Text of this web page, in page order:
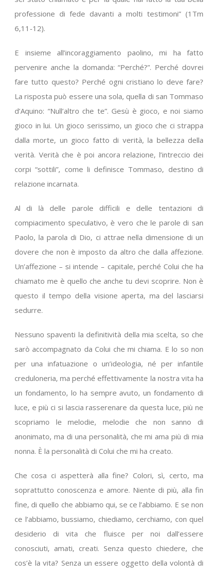
professione di fede davanti a molti testimoni” (1Tm
6,11-12).
E insieme all’incoraggiamento paolino, mi ha fatto
pervenire anche la domanda: “Perché?”. Perché dovrei
fare tutto questo? Perché ogni cristiano lo deve fare?
La risposta può essere una sola, quella di san Tommaso
d’Aquino: “Null’altro che te”. Gesù è gioco, e noi siamo
gioco in lui. Un gioco serissimo, un gioco che ci strappa
dalla morte, un gioco fatto di verità, la bellezza della
verità. Verità che è poi ancora relazione, l’intreccio dei
corpi “sottili”, come li definisce Tommaso, destino di
relazione incarnata.
Al di là delle parole difficili e delle tentazioni di
compiacimento speculativo, è vero che le parole di san
Paolo, la parola di Dio, ci attrae nella dimensione di un
dovere che non è imposto da altro che dalla affezione.
Un’affezione – si intende – capitale, perché Colui che ha
chiamato me è quello che anche tu devi scoprire. Non è
questo il tempo della visione aperta, ma del lasciarsi
sedurre.
Nessuno spaventi la definitività della mia scelta, so che
sarò accompagnato da Colui che mi chiama. E lo so non
per una infatuazione o un’ideologia, né per infantile
creduloneria, ma perché effettivamente la nostra vita ha
un fondamento, lo ha sempre avuto, un fondamento di
luce, e più ci si lascia rasserenare da questa luce, più ne
scopriamo le melodie, melodie che non sanno di
anonimato, ma di una personalità, che mi ama più di mia
nonna. È la personalità di Colui che mi ha creato.
Che cosa ci aspetterà alla fine? Colori, sì, certo, ma
soprattutto conoscenza e amore. Niente di più, alla fin
fine, di quello che abbiamo qui, se ce l’abbiamo. E se non
ce l’abbiamo, bussiamo, chiediamo, cerchiamo, con quel
desiderio di vita che fluisce per noi dall’essere
conosciuti, amati, creati. Senza questo chiedere, che
cos’è la vita? Senza un essere oggetto della volontà di